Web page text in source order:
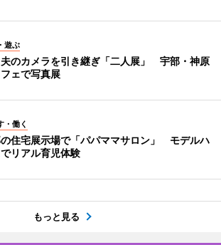
遊ぶ
のカメラを引き継ぎ「二人展」 宇部・神原
ェで写真展
・働く
住宅展示場で「パパママサロン」 モデルハ
リアル育児体験
もっと見る